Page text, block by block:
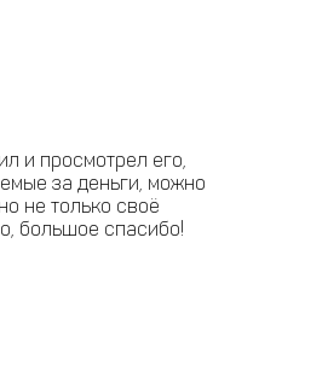
и просмотрел его,
за деньги, можно
не только своё
большое спасибо!